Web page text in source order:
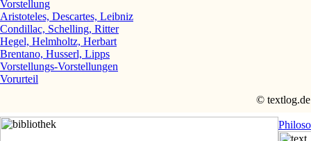
Vorstellung
Aristoteles, Descartes, Leibniz
Condillac, Schelling, Ritter
Hegel, Helmholtz, Herbart
Brentano, Husserl, Lipps
Vorstellungs-Vorstellungen
Vorurteil
© textlog.de